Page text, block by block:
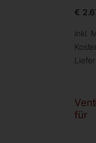
€
inkl.
für